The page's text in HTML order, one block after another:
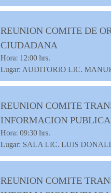
REUNION COMITE DE
CIUDADANA
Hora: 12:00 hrs.
Lugar: AUDITORIO LIC.
REUNION COMITE
INFORMACION PUBLICA
Hora: 09:30 hrs.
Lugar: SALA LIC. LUIS
REUNION COMITE